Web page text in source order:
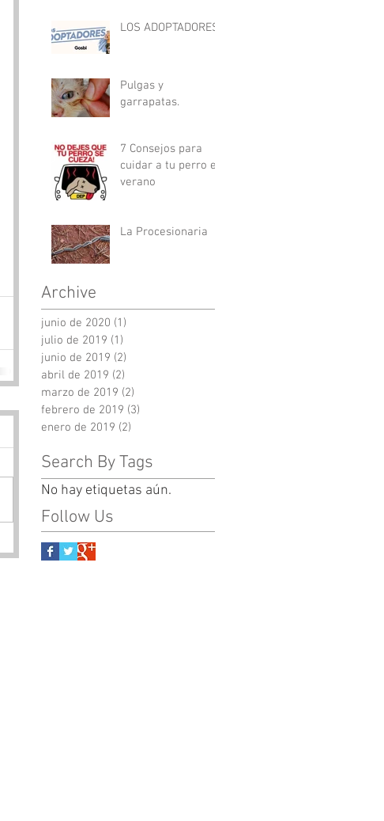
LOS ADOPTADORES
Pulgas y
garrapatas.
7 Consejos para
cuidar a tu perro en
verano
La Procesionaria
Archive
junio de 2020 (1)
julio de 2019 (1)
junio de 2019 (2)
abril de 2019 (2)
marzo de 2019 (2)
febrero de 2019 (3)
enero de 2019 (2)
Search By Tags
No hay etiquetas aún.
Follow Us